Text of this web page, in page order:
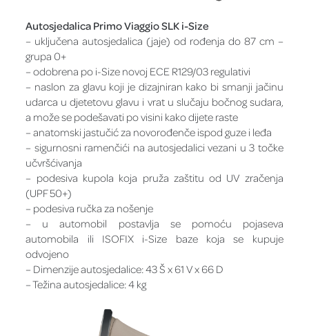
Autosjedalica Primo Viaggio SLK i-Size
– uključena autosjedalica (jaje) od rođenja do 87 cm –
grupa 0+
– odobrena po i-Size novoj ECE R129/03 regulativi
– naslon za glavu koji je dizajniran kako bi smanji jačinu
udarca u djetetovu glavu i vrat u slučaju bočnog sudara,
a može se podešavati po visini kako dijete raste
– anatomski jastučić za novorođenče ispod guze i leđa
– sigurnosni ramenčići na autosjedalici vezani u 3 točke
učvršćivanja
– podesiva kupola koja pruža zaštitu od UV zračenja
(UPF 50+)
– podesiva ručka za nošenje
– u automobil postavlja se pomoću pojaseva
automobila ili ISOFIX i-Size baze koja se kupuje
odvojeno
– Dimenzije autosjedalice: 43 Š x 61 V x 66 D
– Težina autosjedalice: 4 kg